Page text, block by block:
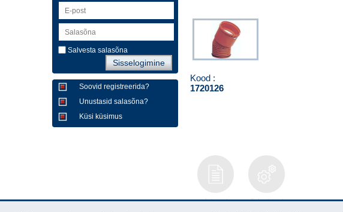
Salvesta salasõna
Soovid registreerida?
Unustasid salasõna?
Küsi küsimus
Kood :
1720126
Juhend
Tehnilised